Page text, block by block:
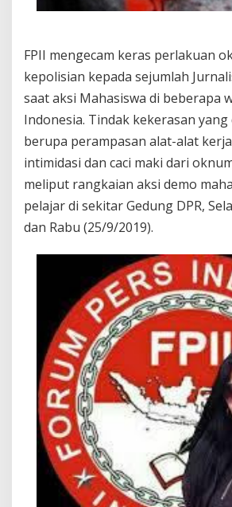
FPII mengecam keras perlakuan
kepolisian kepada sejumlah
saat aksi Mahasiswa di beberapa
Indonesia. Tindak kekerasan
berupa perampasan alat-alat
intimidasi dan caci maki dari
meliput rangkaian aksi demo
pelajar di sekitar Gedung DPR,
dan Rabu (25/9/2019).